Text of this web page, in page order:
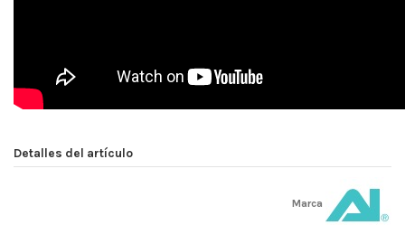
Detalles del artículo
Marca